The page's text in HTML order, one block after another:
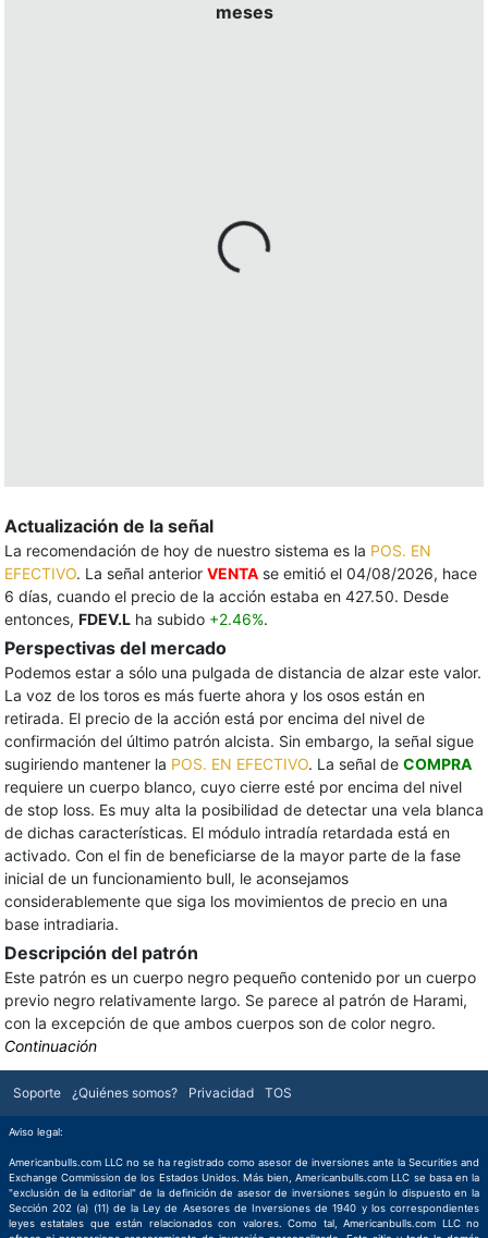
meses
Actualización de la señal
La recomendación de hoy de nuestro sistema es la POS. EN
EFECTIVO. La señal anterior VENTA se emitió el 04/08/2026, hace
6 días, cuando el precio de la acción estaba en 427.50. Desde
entonces, FDEV.L ha subido +2.46%.
Perspectivas del mercado
Podemos estar a sólo una pulgada de distancia de alzar este valor.
La voz de los toros es más fuerte ahora y los osos están en
retirada. El precio de la acción está por encima del nivel de
confirmación del último patrón alcista. Sin embargo, la señal sigue
sugiriendo mantener la POS. EN EFECTIVO. La señal de COMPRA
requiere un cuerpo blanco, cuyo cierre esté por encima del nivel
de stop loss. Es muy alta la posibilidad de detectar una vela blanca
de dichas características. El módulo intradía retardada está en
activado. Con el fin de beneficiarse de la mayor parte de la fase
inicial de un funcionamiento bull, le aconsejamos
considerablemente que siga los movimientos de precio en una
base intradiaria.
Descripción del patrón
Este patrón es un cuerpo negro pequeño contenido por un cuerpo
previo negro relativamente largo. Se parece al patrón de Harami,
con la excepción de que ambos cuerpos son de color negro.
Continuación
Soporte ¿Quiénes somos? Privacidad TOS
Aviso legal:
Americanbulls.com LLC no se ha registrado como asesor de inversiones ante la Securities and
Exchange Commission de los Estados Unidos. Más bien, Americanbulls.com LLC se basa en la
"exclusión de la editorial" de la definición de asesor de inversiones según lo dispuesto en la
Sección 202 (a) (11) de la Ley de Asesores de Inversiones de 1940 y los correspondientes
leyes estatales que están relacionados con valores. Como tal, Americanbulls.com LLC no